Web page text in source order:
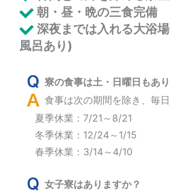
朝・昼・晩の三食完備
深夜までは入れる大浴
風呂あり)
寮の食事は土・日曜日もあ
食事は次の期間を除き、毎日
夏季休業：7/21～8/21
冬季休業：12/24～1/15
春季休業：3/14～4/10
女子寮はありますか？